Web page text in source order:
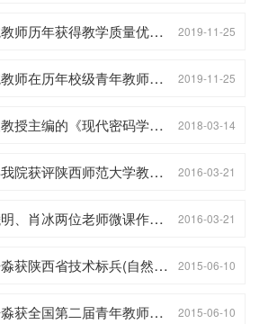
【教学获奖】我院教师历年获得教学质量优秀奖情况 2019-11-25
【教学获奖】我院教师在历年校级青年教师教学基本功大赛中的获奖情况 2019-11-25
【教学获奖】杨波教授主编的《现代密码学》获网络安全优秀教材奖 2018-03-14
【教学获奖】历年我院获评陕西师范大学教书育人先进个人称号情况 2016-03-21
【教学获奖】胡曦明、肖冰两位老师微课作品在国家级和省级微课教学比赛中喜获佳绩 2016-03-21
【教学获奖】马浩淼获陕西省技术标兵(自然科学基础学科)称号(2015) 2015-06-10
【教学获奖】马浩淼获全国第二届青年教师教学竞赛三等奖(2014) 2015-06-10